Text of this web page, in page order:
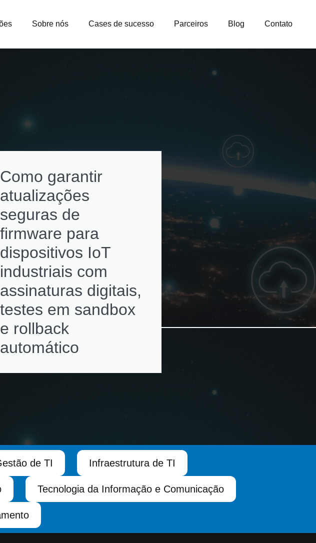
Sobre nós Cases de sucesso Parceiros Blog Contato
Como garantir
atualizações
seguras de
firmware para
dispositivos IoT
industriais com
assinaturas digitais,
testes em sandbox
e rollback
automático
Como otimizar
custos na gestão
licenças e
subscriptions de
ativos de rede
alertas de
renovação
automatizados
ambientes
de TI Infraestrutura de TI
Tecnologia da Informação e Comunicação